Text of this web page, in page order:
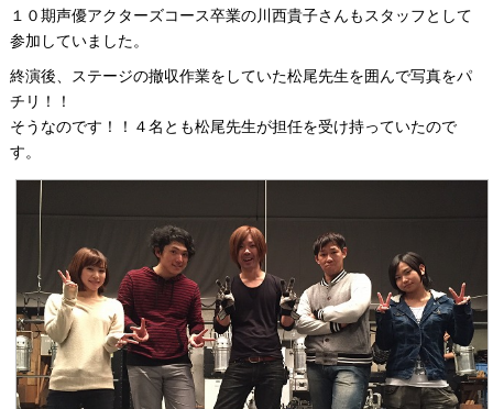
１０期声優アクターズコース卒業の川西貴子さんもスタッフとして
参加していました。
終演後、ステージの撤収作業をしていた松尾先生を囲んで写真をパ
チリ！！
そうなのです！！４名とも松尾先生が担任を受け持っていたので
す。